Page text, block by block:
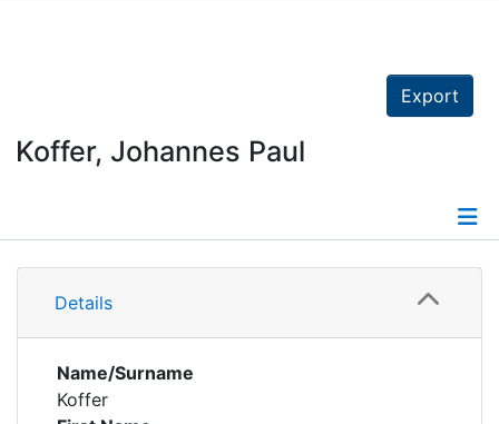
Export
Koffer, Johannes Paul
Details
Details
Name/Surname
Koffer